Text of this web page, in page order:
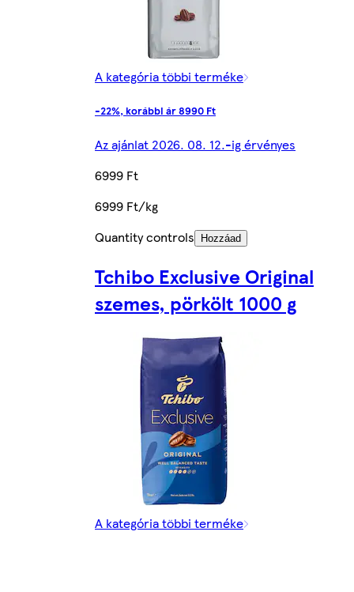
A kategória többi terméke
-22%, korábbi ár 8990 Ft
Az ajánlat 2026. 08. 12.-ig érvényes
6999 Ft
6999 Ft/kg
Quantity controls
Hozzáad
Tchibo Exclusive Original
szemes, pörkölt 1000 g
A kategória többi terméke